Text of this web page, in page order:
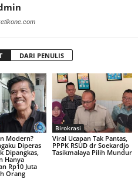
DARI PENULIS
Modern?
Diperas
Dipangkas,
Hanya
Rp10 Juta
Orang
Birokrasi
Viral Ucapan Tak Pantas,
PPPK RSUD dr Soekardjo
Tasikmalaya Pilih Mundur